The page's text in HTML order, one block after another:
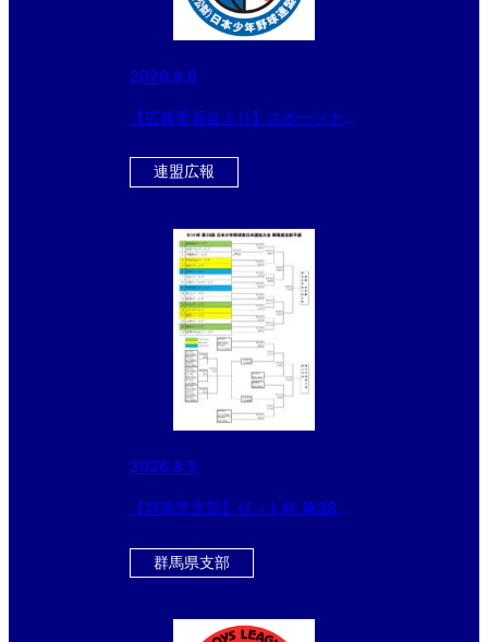
2026.8.6
【広報委員会より】スポーツナビ
イジェックカップ 第57回日本少
連盟広報
2026.8.5
【群馬県支部】ゼット杯 第38回
馬県支部予選
群馬県支部